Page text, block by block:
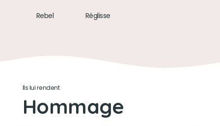
Rebel Réglisse
Ils lui rendent
Hommage